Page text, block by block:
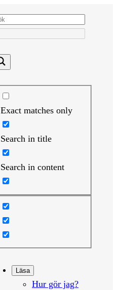
Exact matches only
Search in title
Search in content
Läsa
Hur gör jag?